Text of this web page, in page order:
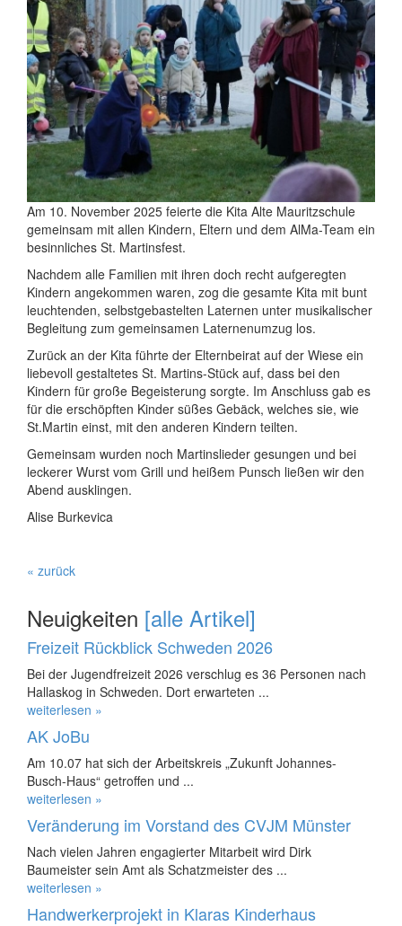
Am 10. November 2025 feierte die Kita Alte Mauritzschule
gemeinsam mit allen Kindern, Eltern und dem AlMa-Team ein
besinnliches St. Martinsfest.
Nachdem alle Familien mit ihren doch recht aufgeregten
Kindern angekommen waren, zog die gesamte Kita mit bunt
leuchtenden, selbstgebastelten Laternen unter musikalischer
Begleitung zum gemeinsamen Laternenumzug los.
Zurück an der Kita führte der Elternbeirat auf der Wiese ein
liebevoll gestaltetes St. Martins-Stück auf, dass bei den
Kindern für große Begeisterung sorgte. Im Anschluss gab es
für die erschöpften Kinder süßes Gebäck, welches sie, wie
St.Martin einst, mit den anderen Kindern teilten.
Gemeinsam wurden noch Martinslieder gesungen und bei
leckerer Wurst vom Grill und heißem Punsch ließen wir den
Abend ausklingen.
Alise Burkevica
« zurück
Neuigkeiten [alle Artikel]
Freizeit Rückblick Schweden 2026
Bei der Jugendfreizeit 2026 verschlug es 36 Personen nach
Hallaskog in Schweden. Dort erwarteten ...
weiterlesen »
AK JoBu
Am 10.07 hat sich der Arbeitskreis „Zukunft Johannes-
Busch-Haus“ getroffen und ...
weiterlesen »
Veränderung im Vorstand des CVJM Münster
Nach vielen Jahren engagierter Mitarbeit wird Dirk
Baumeister sein Amt als Schatzmeister des ...
weiterlesen »
Handwerkerprojekt in Klaras Kinderhaus